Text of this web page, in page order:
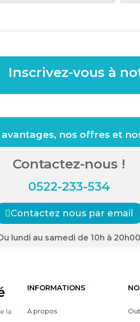
Inscrivez-vous à
avantages, nos offres et
Contactez-nous !
0522-233-534
Contactez nous par email
lundi au samedi de 10h à 20h00
la
INFORMATIONS
A propos